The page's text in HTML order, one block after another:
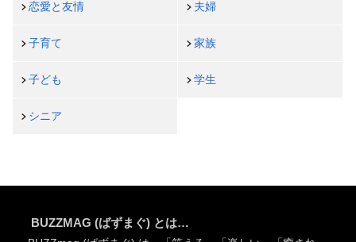
恋愛と友情 夫婦
子育て 家族
子ども 学生
シニア
BUZZMAG (ばずまぐ) とは…